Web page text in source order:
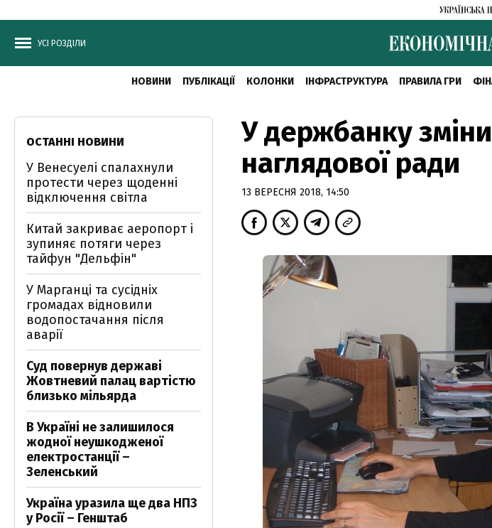
УСІ РОЗДІЛИ
НОВИНИ ПУБЛІКАЦІЇ КОЛОНКИ ІНФРАСТРУКТУРА ПРАВИЛА ГРИ
У держбанку
наглядової ради
13 ВЕРЕСНЯ 2018, 14:50
ОСТАННІ НОВИНИ
У Венесуелі спалахнули
протести через щоденні
відключення світла
Китай закриває аеропорт і
зупиняє потяги через
тайфун "Дельфін"
У Марганці та сусідніх
громадах відновили
водопостачання після
аварії
Суд повернув державі
Жовтневий палац вартістю
близько мільярда
В Україні не залишилося
жодної неушкодженої
електростанції –
Зеленський
Україна уразила ще два НПЗ
у Росії – Генштаб